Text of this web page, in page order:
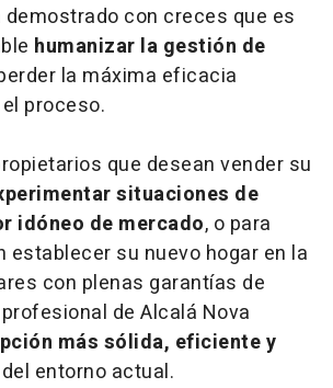
demostrado con creces que es
humanizar la gestión de
la máxima eficacia
proceso.
que desean vender su
situaciones de
idóneo de mercado, o para
establecer su nuevo hogar en la
con plenas garantías de
de Alcalá Nova
más sólida, eficiente y
del entorno actual.